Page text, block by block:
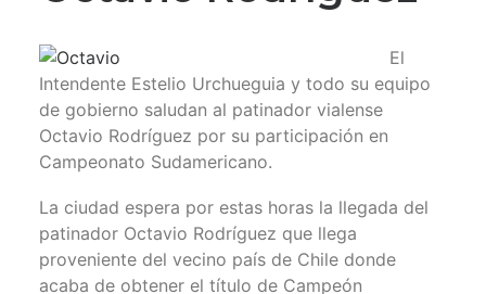
RECAUDACIONES
El
Intendente Estelio Urchueguia y todo su equipo
de gobierno saludan al patinador vialense
Octavio Rodríguez por su participación en
Campeonato Sudamericano.
La ciudad espera por estas horas la llegada del
patinador Octavio Rodríguez que llega
proveniente del vecino país de Chile donde
acaba de obtener el título de Campeón